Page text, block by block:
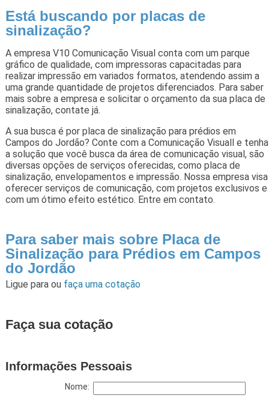
Está buscando por placas de
sinalização?
A empresa V10 Comunicação Visual conta com um parque
gráfico de qualidade, com impressoras capacitadas para
realizar impressão em variados formatos, atendendo assim a
uma grande quantidade de projetos diferenciados. Para saber
mais sobre a empresa e solicitar o orçamento da sua placa de
sinalização, contate já.
A sua busca é por placa de sinalização para prédios em
Campos do Jordão? Conte com a Comunicação Visuall e tenha
a solução que você busca da área de comunicação visual, são
diversas opções de serviços oferecidas, como placa de
sinalização, envelopamentos e impressão. Nossa empresa visa
oferecer serviços de comunicação, com projetos exclusivos e
com um ótimo efeito estético. Entre em contato.
Para saber mais sobre Placa de
Sinalização para Prédios em Campos
do Jordão
Ligue para ou faça uma cotação
Faça sua cotação
Informações Pessoais
Nome: